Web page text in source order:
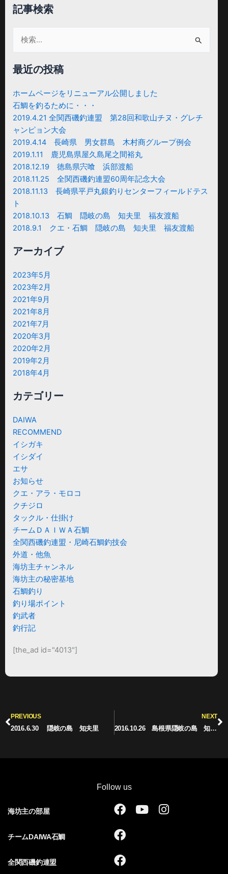
記事検索
索
対
象:
最近の投稿
ホームページをリニューアル公開しました
石鯛を釣るために・・・
2019.4.21 全関西磯釣連盟 第28回和歌山チヌ・グレチ
ャンピョン大会
2019.4.14 長崎県 男女群島 木村商グループ例会
2019.1.11 鹿児島県屋久島尾之間裕丸
2018.12.19 徳島県宍喰 浜部渡船
2018.11.25 全関西磯釣連盟60周年記念大会
2018.11.13 長崎県平戸丸銀釣りセンターフィールドテス
ト
2018.10.13 石鯛 隠岐の島 知夫里 福友渡船
2018.9.1 クエ・石鯛 隠岐の島 知夫里 福友渡船
アーカイブ
2023年5月
2023年2月
2021年9月
2021年8月
2021年7月
2020年3月
2020年2月
2019年2月
2018年4月
カテゴリー
DAIWA
RECOMMEND
イシガキ
イシダイ
エサ
お知らせ
クエ・アラ・モロコ
クチジロ
タックル・仕掛け
チームＤＡＩＷＡ石鯛
全関西磯釣連盟・尼崎石鯛釣技会
外道・他魚
海坊主チャンネル
海坊主の秘密基地
石鯛釣り
釣り場ポイント
釣武者
釣行記
[the_ad id="4013"]
Prev
PREVIOUS
2016.6.30 隠岐の島 知夫里
NEXT
2016.10.26 島根県隠岐の島 知夫里 福友渡船
Follow us
海坊主の部屋
F
c
e
b
o
Y
I
チームDAIWA石鯛
F
c
e
全関西磯釣連盟
F